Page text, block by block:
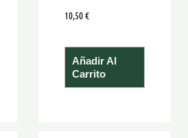
10,50€
Añadir Al
Carrito